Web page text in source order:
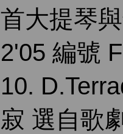
首大提琴
2'05 編號
10.
寂 選自歌